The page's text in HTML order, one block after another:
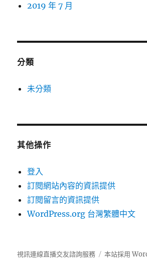
2019 年 7 月
分類
未分類
其他操作
登入
訂閱網站內容的資訊提供
訂閱留言的資訊提供
WordPress.org 台灣繁體中文
視訊連線直播交友諮詢服務 本站採用